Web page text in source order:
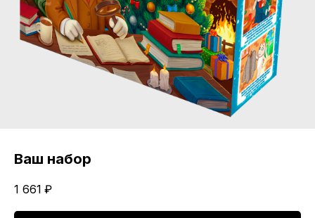
Ваш набор
1 661 ₽